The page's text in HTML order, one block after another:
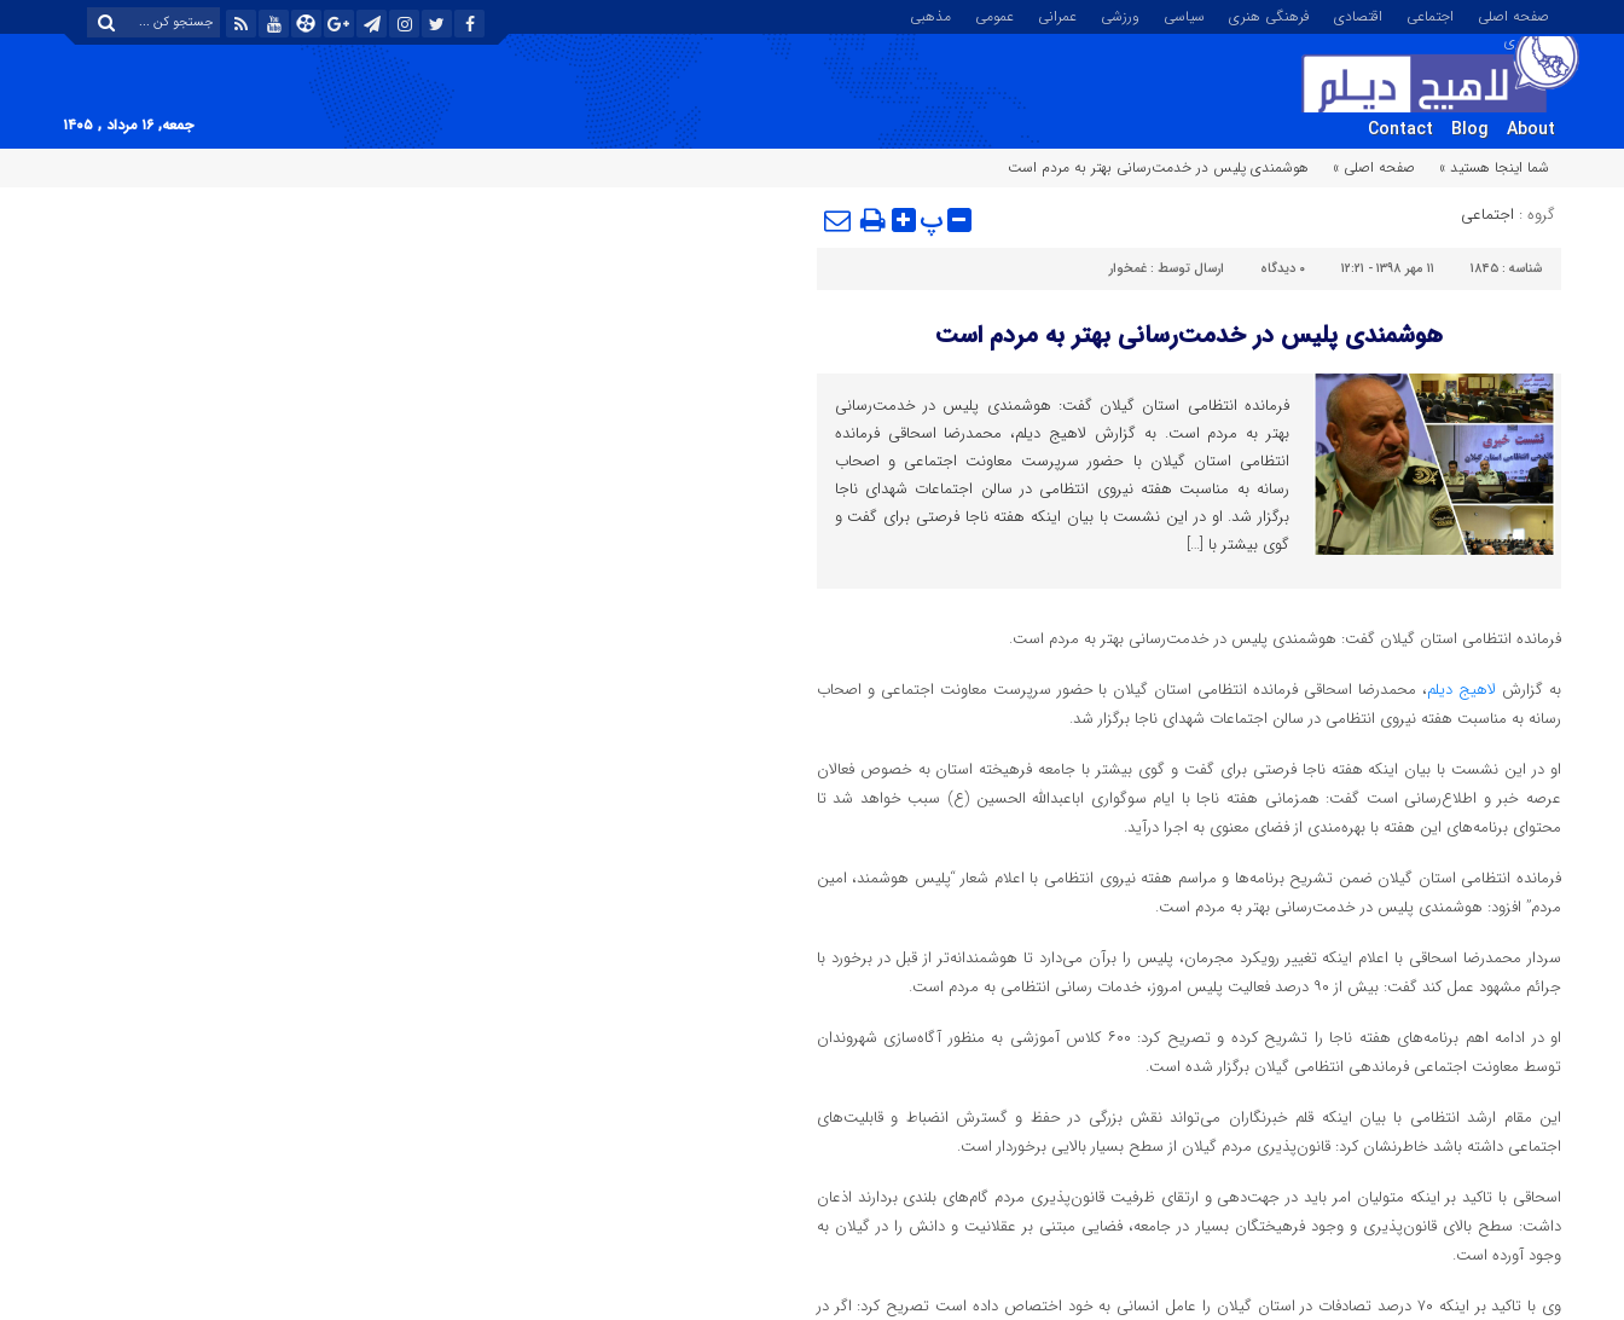
صفحه اصلی اجتماعی اقتصادی فرهنگی هنری سیاسی ورزشی عمرانی عمومی
مذهبی
تصویری
About
Blog
Contact
جمعه, ۱۶ مرداد , ۱۴۰۵
شما اینجا هستید »
صفحه اصلی » هوشمندی پلیس در خدمت‌رسانی بهتر به مردم است
گروه : اجتماعی پ
شناسه : ۱۸۴۵ ۱۱ مهر ۱۳۹۸ - ۱۲:۲۱ ۰ دیدگاه ارسال توسط : غمخوار
هوشمندی پلیس در خدمت‌رسانی بهتر به مردم است
فرمانده انتظامی استان گیلان گفت: هوشمندی پلیس در خدمت‌رسانی
بهتر به مردم است. به گزارش لاهیج دیلم، محمدرضا اسحاقی فرمانده
انتظامی استان گیلان با حضور سرپرست معاونت اجتماعی و اصحاب
رسانه به مناسبت هفته نیروی انتظامی در سالن اجتماعات شهدای ناجا
برگزار شد. او در این نشست با بیان اینکه هفته ناجا فرصتی برای گفت و
گوی بیشتر با […]
فرمانده انتظامی استان گیلان گفت: هوشمندی پلیس در خدمت‌رسانی بهتر به مردم است.
به گزارش لاهیج دیلم، محمدرضا اسحاقی فرمانده انتظامی استان گیلان با حضور سرپرست معاونت اجتماعی و اصحاب
رسانه به مناسبت هفته نیروی انتظامی در سالن اجتماعات شهدای ناجا برگزار شد.
او در این نشست با بیان اینکه هفته ناجا فرصتی برای گفت و گوی بیشتر با جامعه فرهیخته استان به خصوص فعالان
عرصه خبر و اطلاع‌رسانی است گفت: همزمانی هفته ناجا با ایام سوگواری اباعبدالله الحسین (ع) سبب خواهد شد تا
محتوای برنامه‌های این هفته با بهره‌مندی از فضای معنوی به اجرا درآید.
فرمانده انتظامی استان گیلان ضمن تشریح برنامه‌ها و مراسم هفته نیروی انتظامی با اعلام شعار “پلیس هوشمند، امین
مردم” افزود: هوشمندی پلیس در خدمت‌رسانی بهتر به مردم است.
سردار محمدرضا اسحاقی با اعلام اینکه تغییر رویکرد مجرمان، پلیس را برآن می‌دارد تا هوشمندانه‌تر از قبل در برخورد با
جرائم مشهود عمل کند گفت: بیش از ۹۰ درصد فعالیت پلیس امروز، خدمات رسانی انتظامی به مردم است.
او در ادامه اهم برنامه‌های هفته ناجا را تشریح کرده و تصریح کرد: ۶۰۰ کلاس آموزشی به منظور آگاه‌سازی شهروندان
توسط معاونت اجتماعی فرماندهی انتظامی گیلان برگزار شده است.
این مقام ارشد انتظامی با بیان اینکه قلم خبرنگاران می‌تواند نقش بزرگی در حفظ و گسترش انضباط و قابلیت‌های
اجتماعی داشته باشد خاطرنشان کرد: قانون‌پذیری مردم گیلان از سطح بسیار بالایی برخوردار است.
اسحاقی با تاکید بر اینکه متولیان امر باید در جهت‌دهی و ارتقای ظرفیت قانون‌پذیری مردم گام‌های بلندی بردارند اذعان
داشت: سطح بالای قانون‌پذیری و وجود فرهیختگان بسیار در جامعه، فضایی مبتنی بر عقلانیت و دانش را در گیلان به
وجود آورده است.
وی با تاکید بر اینکه ۷۰ درصد تصادفات در استان گیلان را عامل انسانی به خود اختصاص داده است تصریح کرد: اگر در